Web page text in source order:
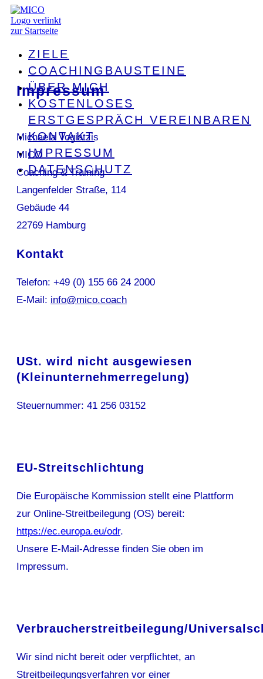
ZIELE
COACHINGBAUSTEINE
ÜBER MICH
KOSTENLOSES
ERSTGESPRÄCH VEREINBAREN
KONTAKT
IMPRESSUM
DATENSCHUTZ
Impressum
Michaela Vogiatzis
MICO
Coaching & Training
Langenfelder Straße, 114
Gebäude 44
22769 Hamburg
Kontakt
Telefon: +49 (0) 155 66 24 2000
E-Mail: info@mico.coach
USt. wird nicht ausgewiesen
(Kleinunternehmerregelung)
Steuernummer: 41 256 03152
EU-Streitschlichtung
Die Europäische Kommission stellt eine Plattform
zur Online-Streitbeilegung (OS) bereit:
https://ec.europa.eu/odr.
Unsere E-Mail-Adresse finden Sie oben im
Impressum.
Verbraucherstreitbeilegung/
Wir sind nicht bereit oder verpflichtet, an
Streitbeilegungsverfahren vor einer